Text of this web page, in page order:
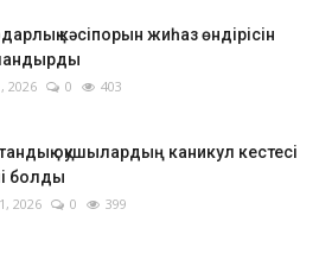
кәсіпорын жиһаз өндірісін
2026 0 403
оқушылардың каникул кестесі
болды
2026 0 399